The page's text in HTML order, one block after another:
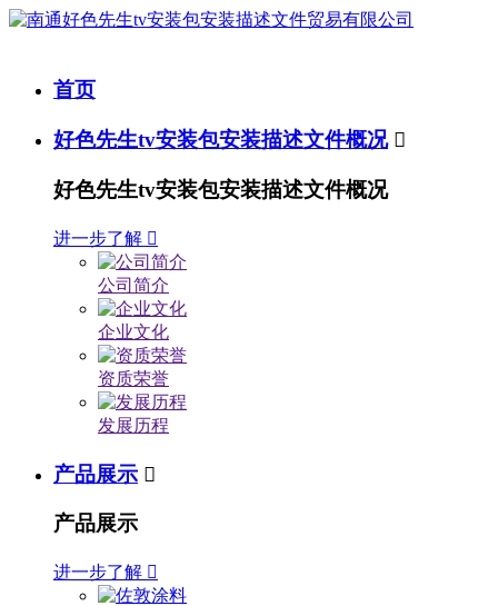
首页
好色先生tv安装包安装描述文件概况 
好色先生tv安装包安装描述文件概况
进一步了解 
公司简介
企业文化
资质荣誉
发展历程
产品展示 
产品展示
进一步了解 